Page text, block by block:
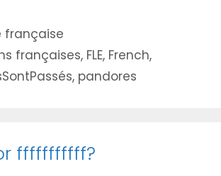
française
françaises, FLE, French,
, pandores
fffffffffff?